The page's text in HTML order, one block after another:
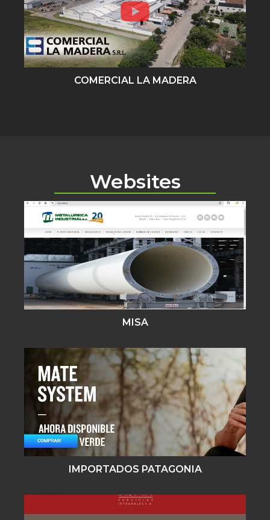
COMERCIAL LA MADERA
Websites
MISA
IMPORTADOS PATAGONIA